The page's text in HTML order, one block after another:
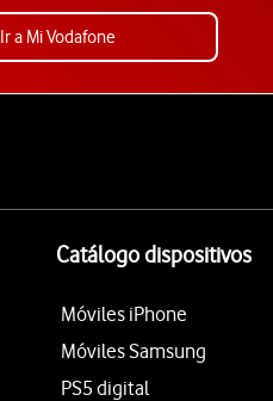
Ir a Mi Vodafone
Catálogo dispositivos
Móviles iPhone
Móviles Samsung
PS5 digital